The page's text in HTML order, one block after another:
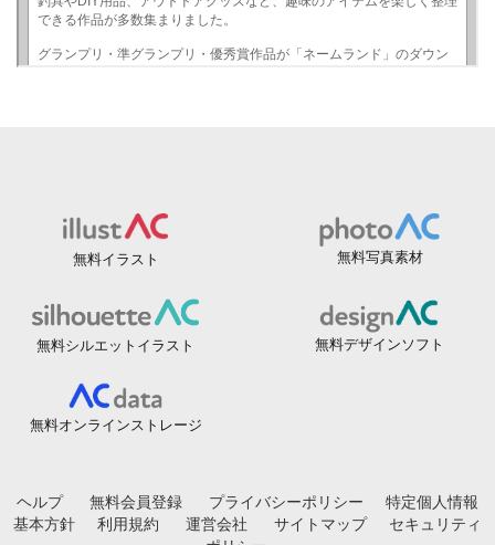
無料イラスト 無料写真素材
無料シルエットイラスト 無料デザインソフト
無料オンラインストレージ
ヘルプ 無料会員登録 プライバシーポリシー
特定個人情報
基本方針
利用規約 運営会社 サイトマップ
セキュリティ